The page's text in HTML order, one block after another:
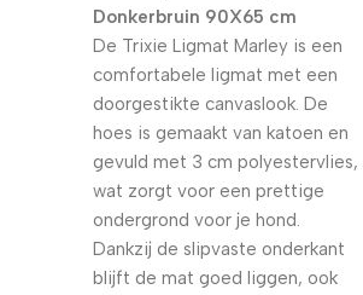
Donkerbruin 90X65 cm
De Trixie Ligmat Marley is een
comfortabele ligmat met een
doorgestikte canvaslook. De
hoes is gemaakt van katoen en
gevuld met 3 cm polyestervlies,
wat zorgt voor een prettige
ondergrond voor je hond.
Dankzij de slipvaste onderkant
blijft de mat goed liggen, ook